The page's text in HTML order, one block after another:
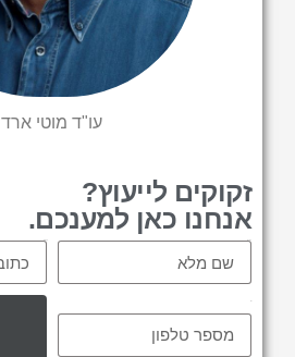
עו"ד מוטי ארד
זקוקים לייעוץ?
אנחנו כאן למענכם.